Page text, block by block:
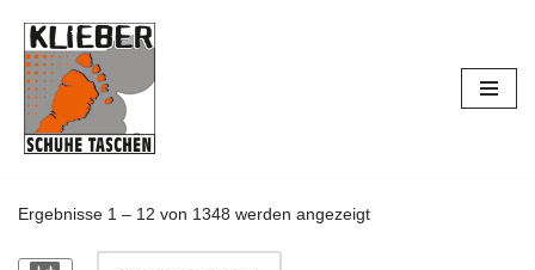
Zum
Inhalt
springen
Ergebnisse 1 – 12 von 1348 werden angezeigt